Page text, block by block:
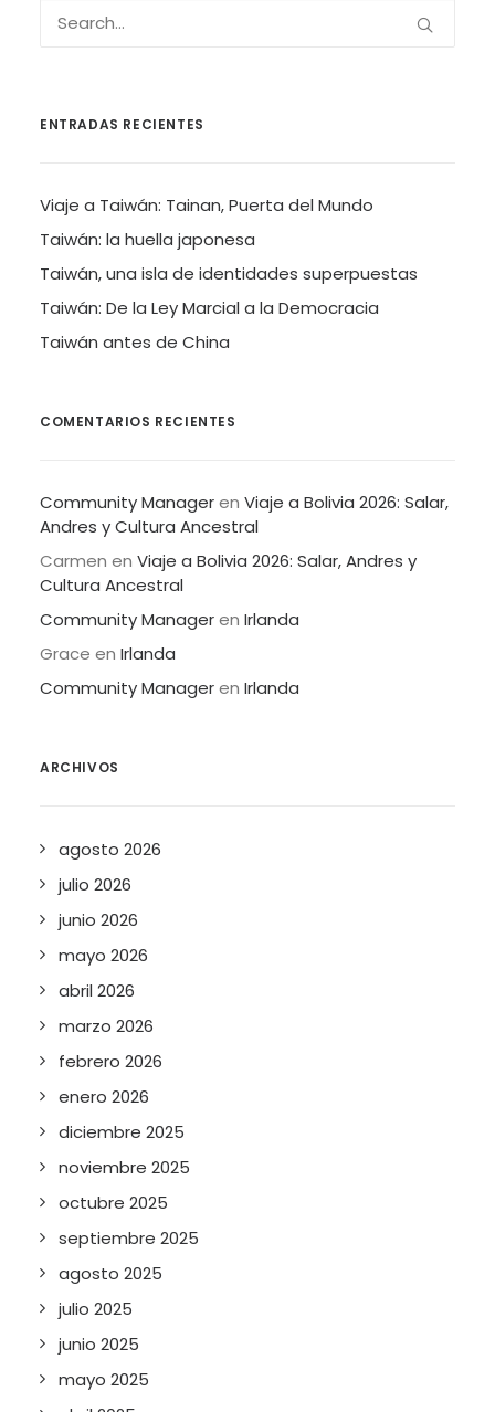
ENTRADAS RECIENTES
Viaje a Taiwán: Tainan, Puerta del Mundo
Taiwán: la huella japonesa
Taiwán, una isla de identidades superpuestas
Taiwán: De la Ley Marcial a la Democracia
Taiwán antes de China
COMENTARIOS RECIENTES
Community Manageren Viaje a Bolivia 2026: Salar,
Andres y Cultura Ancestral
Carmen en Viaje a Bolivia 2026: Salar, Andres y
Cultura Ancestral
Community Manageren Irlanda
Grace en Irlanda
Community Manageren Irlanda
ARCHIVOS
agosto 2026
julio 2026
junio 2026
mayo 2026
abril 2026
marzo 2026
febrero 2026
enero 2026
diciembre 2025
noviembre 2025
octubre 2025
septiembre 2025
agosto 2025
julio 2025
junio 2025
mayo 2025